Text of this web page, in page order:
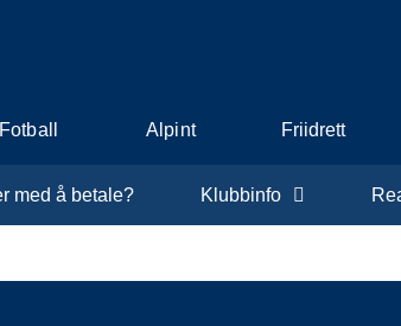
Fotball Alpint Friidrett
med å betale? Klubbinfo